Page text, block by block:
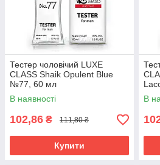
Тестер чоловічий LUXE
CLASS Shaik Opulent Blue
№77, 60 мл
В наявності
102,86 ₴ 111,80 ₴
Купити
В